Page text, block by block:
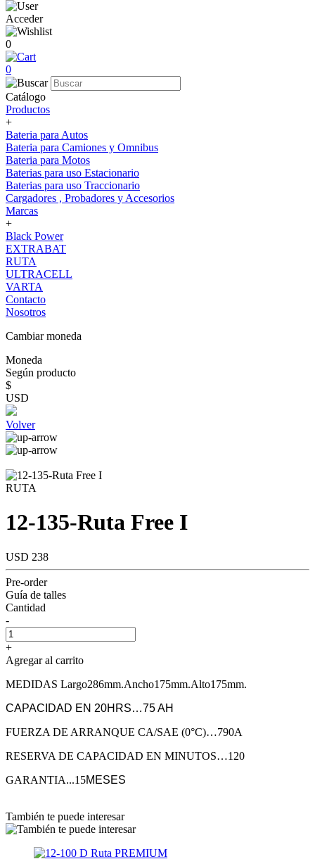
Acceder
0
0
Catálogo
Productos
+
Bateria para Autos
Bateria para Camiones y Omnibus
Bateria para Motos
Baterias para uso Estacionario
Baterias para uso Traccionario
Cargadores , Probadores y Accesorios
Marcas
+
Black Power
EXTRABAT
RUTA
ULTRACELL
VARTA
Contacto
Nosotros
Cambiar moneda
Moneda
Según producto
$
USD
Volver
RUTA
12-135-Ruta Free I
USD 238
Pre-order
Guía de talles
Cantidad
-
+
Agregar al carrito
MEDIDAS Largo286mm.Ancho175mm.Alto175mm.
CAPACIDAD EN 20HRS…75 AH
FUERZA DE ARRANQUE CA/SAE (0°C)…790A
RESERVA DE CAPACIDAD EN MINUTOS…120
GARANTIA...15MESES
También te puede interesar